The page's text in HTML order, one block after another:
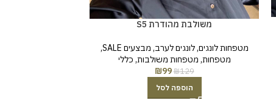
משולבת מהודרת S5
מטפחות לונגים,לונגים לערב, מבצעים SALE
,
מטפחות, מטפחות משולבות, כללי
₪129
₪99
הוספה לסל